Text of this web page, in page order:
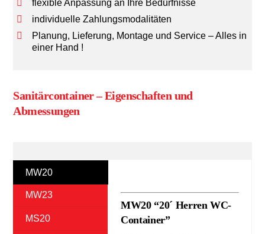
flexible Anpassung an Ihre Bedürfnisse
individuelle Zahlungsmodalitäten
Planung, Lieferung, Montage und Service – Alles in
einer Hand !
Sanitärcontainer – Eigenschaften und
Abmessungen
MW20
MW23
MS20
MW20 “20´ Herren WC-
Container”